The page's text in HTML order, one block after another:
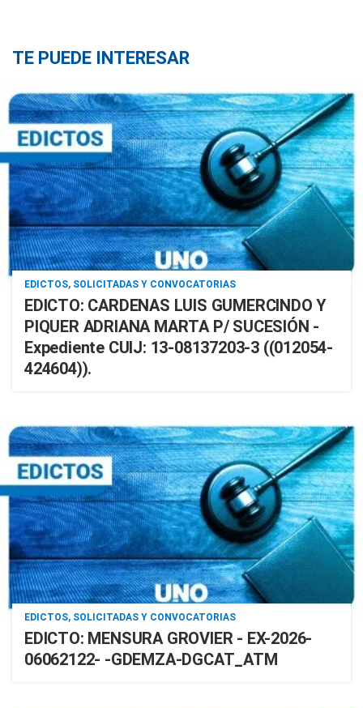
TE PUEDE INTERESAR
EDICTOS, SOLICITADAS Y CONVOCATORIAS
EDICTO: CARDENAS LUIS GUMERCINDO Y
PIQUER ADRIANA MARTA P/ SUCESIÓN -
Expediente CUIJ: 13-08137203-3 ((012054-
424604)).
EDICTOS, SOLICITADAS Y CONVOCATORIAS
EDICTO: MENSURA GROVIER - EX-2026-
06062122- -GDEMZA-DGCAT_ATM